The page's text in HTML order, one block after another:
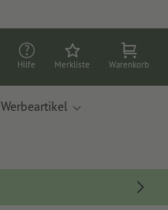
Hilfe Merkliste Warenkorb
Werbeartikel